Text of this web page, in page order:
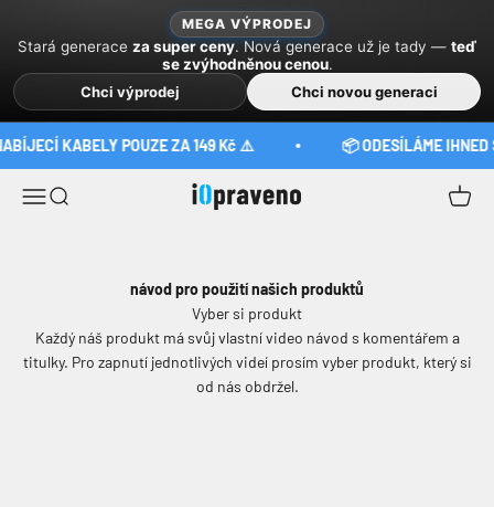
MEGA VÝPRODEJ
Stará generace za super ceny. Nová generace už je tady — teď
se zvýhodněnou cenou.
Chci výprodej
Chci novou generaci
KABELY POUZE ZA 149 Kč ⚠️ 📦 ODESÍLÁME IHNED
MenuSearch iOpraveno Cart
návod pro použití našich produktů
Vyber si produkt
Každý náš produkt má svůj vlastní video návod s komentářem a
titulky. Pro zapnutí jednotlivých videí prosím vyber produkt, který si
od nás obdržel.